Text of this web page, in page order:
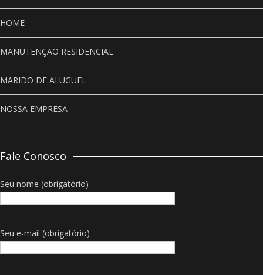
HOME
MANUTENÇÃO RESIDENCIAL
MARIDO DE ALUGUEL
NOSSA EMPRESA
Fale Conosco
Seu nome (obrigatório)
Seu e-mail (obrigatório)